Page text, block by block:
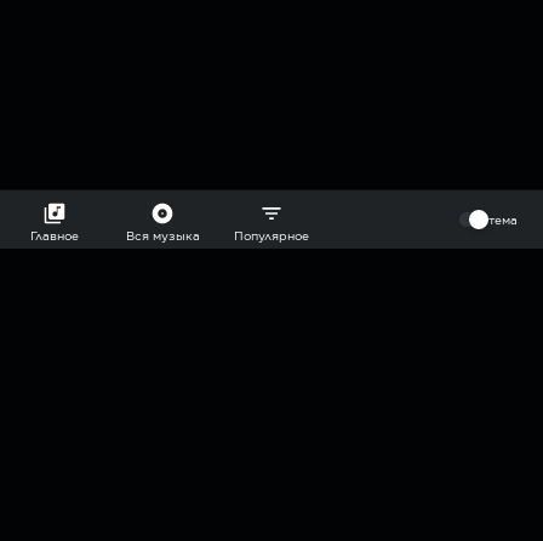
Главное Вся музыка Популярное
тема